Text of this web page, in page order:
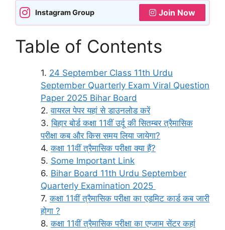
Instagram Group Join Now
Table of Contents
24 September Class 11th Urdu
September Quarterly Exam Viral Question
Paper 2025 Bihar Board
वायरल पेपर यहां से डाउनलोड करें
बिहार बोर्ड कक्षा 11वीं उर्दू की सितम्बर त्रैमासिक
परीक्षा कब और किस समय लिया जायेगा?
कक्षा 11वीं त्रैमासिक परीक्षा क्या हैं?
Some Important Link
Bihar Board 11th Urdu September
Quarterly Examination 2025
कक्षा 11वीं त्रैमासिक परीक्षा का एडमिट कार्ड कब जारी
होगा ?
कक्षा 11वीं त्रैमासिक परीक्षा का एग्जाम सेंटर कहां